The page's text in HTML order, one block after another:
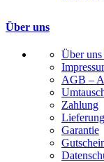
Über uns
Über uns
AGB –
Zahlung
Lieferung
Garantie